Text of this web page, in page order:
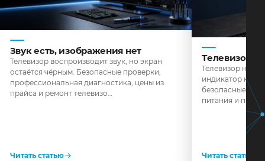
Звук есть, изображения нет
Телевизор воспроизводит звук, но экран
остаётся чёрным. Безопасные проверки,
профессиональная диагностика, цены из
прайса и ремонт телевизо…
Читать статью
Телевизор
Телевизор не
индикатор не
безопасные
питания и
Читать статью